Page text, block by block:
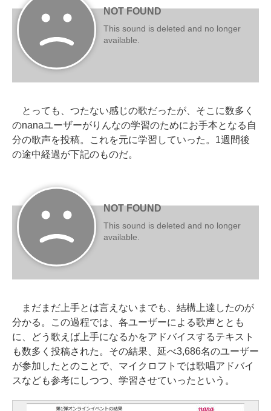
とっても、つたない感じの歌だったが、そこに数多く
のnanaユーザーがりんなの学習のためにお手本となる自
分の歌声を投稿。これを元に学習していった。1週間後
の途中経過が下記のものだ。
まだまだ上手とは言えないまでも、結構上達したのが
分かる。この過程では、各ユーザーによる歌声ととも
に、どう歌えば上手になるかをアドバイスするテキスト
も数多く投稿された。その結果、延べ3,686名のユーザー
が参加したとのことで、マイクロフトでは歌唱アドバイ
スなども参考にしつつ、学習させていったという。